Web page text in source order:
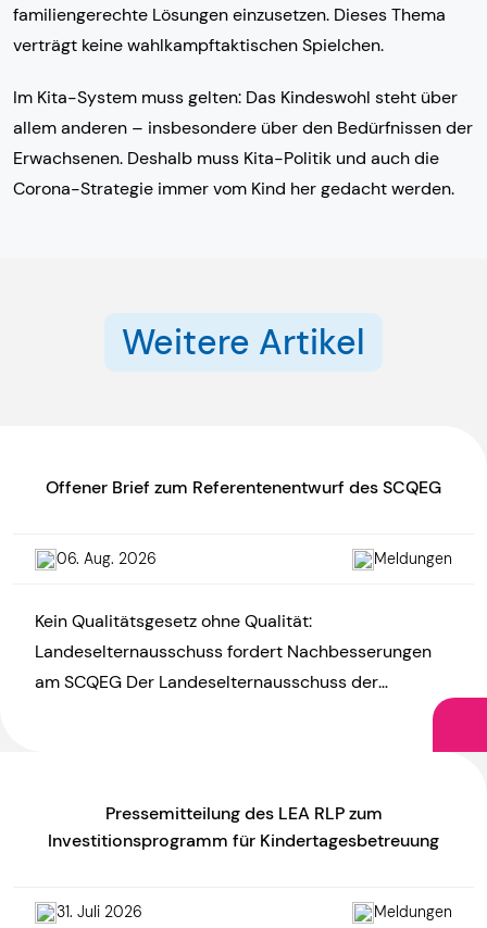
familiengerechte Lösungen einzusetzen. Dieses Thema
verträgt keine wahlkampftaktischen Spielchen.
Im Kita-System muss gelten: Das Kindeswohl steht über
allem anderen – insbesondere über den Bedürfnissen der
Erwachsenen. Deshalb muss Kita-Politik und auch die
Corona-Strategie immer vom Kind her gedacht werden.
Weitere Artikel
Offener Brief zum Referentenentwurf des SCQEG
06. Aug. 2026 Meldungen
Kein Qualitätsgesetz ohne Qualität:
Landeselternausschuss fordert Nachbesserungen
am SCQEG Der Landeselternausschuss der
(SCQEG) und […]Pressemitteilung des LEA RLP zum
Investitionsprogramm für Kindertagesbetreuung
31. Juli 2026 Meldungen